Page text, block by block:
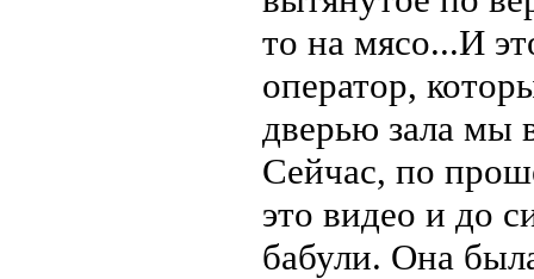
то на мясо...И
оператор,
дверью зала мы
Сейчас, по
это видео и до
бабули. Она